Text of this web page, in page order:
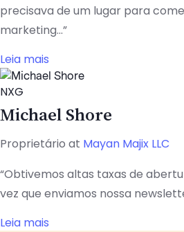
precisava de um lugar para
marketing...”
Leia mais
NXG
Michael Shore
Proprietário at Mayan Majix LLC
“Obtivemos altas taxas de
vez que enviamos nossa
Leia mais